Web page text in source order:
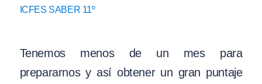
ICFES SABER 11º
Tenemos menos de un mes para
prepararnos y así obtener un gran puntaje